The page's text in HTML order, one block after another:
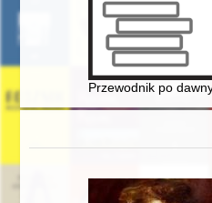
Przewodnik po